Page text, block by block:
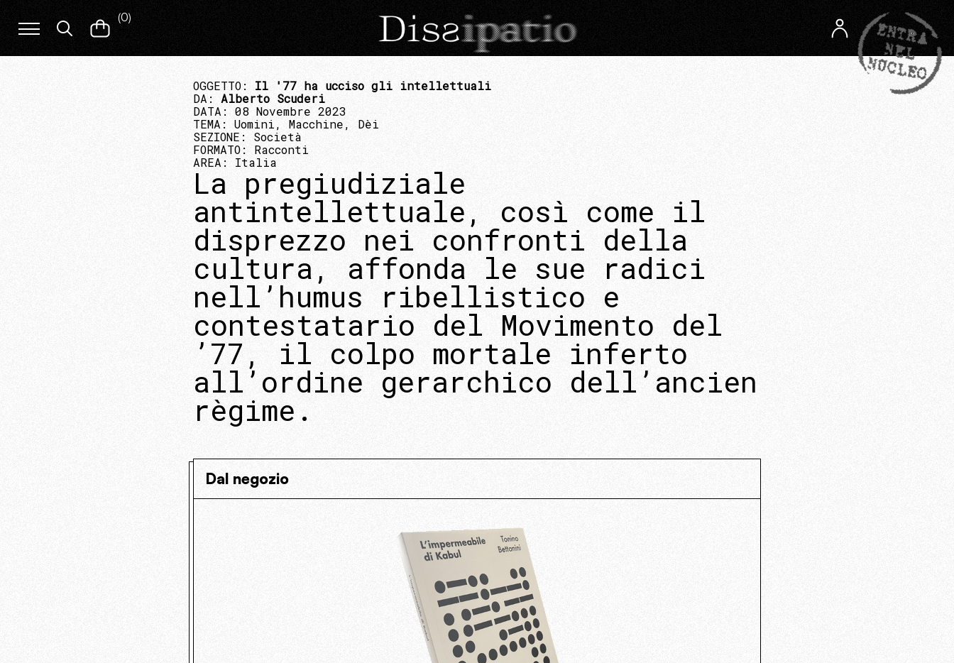
(0)
OGGETTO: Il '77 ha ucciso gli intellettuali
DA: Alberto Scuderi
DATA: 08 Novembre 2023
TEMA: Uomini, Macchine, Dèi
SEZIONE: Società
FORMATO: Racconti
AREA: Italia
La pregiudiziale
antintellettuale, così come il
disprezzo nei confronti della
cultura, affonda le sue radici
nell’humus ribellistico e
contestatario del Movimento del
’77, il colpo mortale inferto
all’ordine gerarchico dell’ancien
règime.
Dal negozio